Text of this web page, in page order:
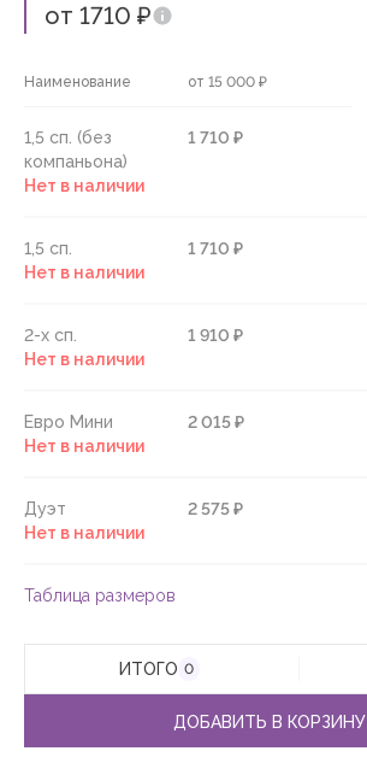
от 1710 ₽
Наименование от 15 000 ₽
1,5 сп. (без
компаньона)
1 710 ₽
Нет в наличии
1,5 сп.
1 710 ₽
Нет в наличии
2-х сп.
1 910 ₽
Нет в наличии
Евро Мини
2 015 ₽
Нет в наличии
Дуэт
2 575 ₽
Нет в наличии
Таблица размеров
ИТОГО 0
ДОБАВИТЬ В КОРЗИНУ